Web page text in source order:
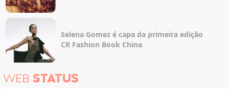
Selena Gomez é capa da primeira edição
CR Fashion Book China
WEB STATUS